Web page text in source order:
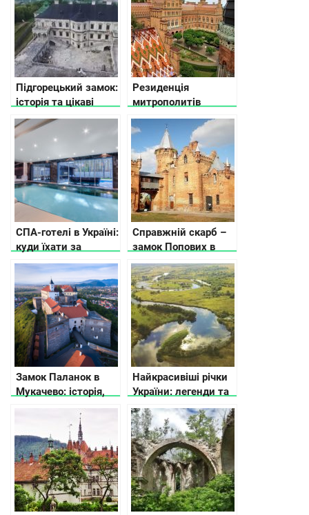
Підгорецький замок:
історія та цікаві
факти
Резиденція
митрополитів
Буковини і Далмації
СПА-готелі в Україні:
куди їхати за
релаксом
Справжній скарб –
замок Попових в
Запорізькій області
Замок Паланок в
Мукачево: історія,
легенди, факти
Найкрасивіші річки
України: легенди та
історії